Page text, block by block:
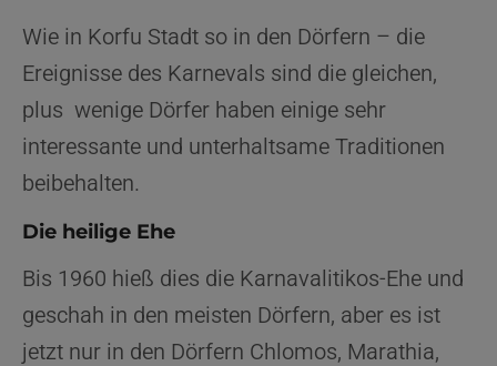
Wie in Korfu Stadt so in den Dörfern – die
Ereignisse des Karnevals sind die gleichen,
plus wenige Dörfer haben einige sehr
interessante und unterhaltsame Traditionen
beibehalten.
Die heilige Ehe
Bis 1960 hieß dies die Karnavalitikos-Ehe und
geschah in den meisten Dörfern, aber es ist
jetzt nur in den Dörfern Chlomos, Marathia,